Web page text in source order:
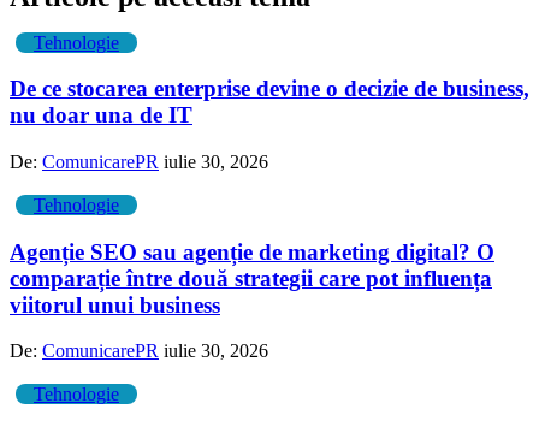
Tehnologie
De ce stocarea enterprise devine o decizie de business,
nu doar una de IT
De: ComunicarePR iulie 30, 2026
Tehnologie
Agenție SEO sau agenție de marketing digital? O
comparație între două strategii care pot influența
viitorul unui business
De: ComunicarePR iulie 30, 2026
Tehnologie